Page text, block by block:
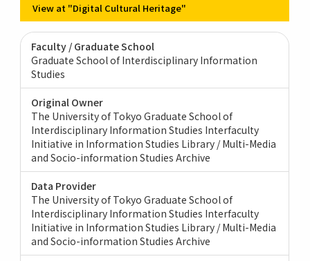
View at "Digital Cultural Heritage"
Faculty / Graduate School
Graduate School of Interdisciplinary Information
Studies
Original Owner
The University of Tokyo Graduate School of
Interdisciplinary Information Studies Interfaculty
Initiative in Information Studies Library / Multi-Media
and Socio-information Studies Archive
Data Provider
The University of Tokyo Graduate School of
Interdisciplinary Information Studies Interfaculty
Initiative in Information Studies Library / Multi-Media
and Socio-information Studies Archive